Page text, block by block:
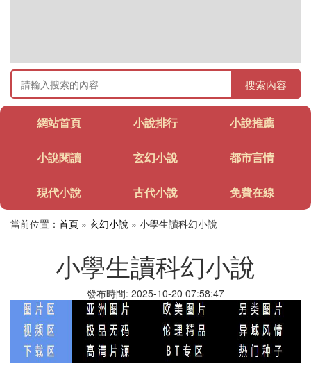
搜索內容
網站首頁 小說排行 小說推薦
小說閱讀 玄幻小說 都市言情
現代小說 古代小說 免費在線
當前位置： 首頁 » 玄幻小說 » 小學生讀科幻小說
小學生讀科幻小說
發布時間: 2025-10-20 07:58:47